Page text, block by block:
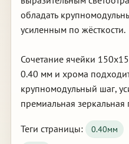
обладать
усиленным по жёсткости.
Сочетание ячейки
0.40 мм и хрома
крупномодульный шаг,
премиальная зеркальная
Теги страницы: 0.40мм